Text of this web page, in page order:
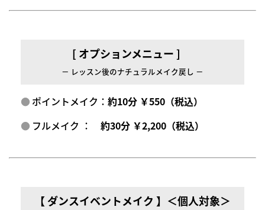
[ オプションメニュー ]
－ レッスン後のナチュラルメイク戻し －
ポイントメイク：約10分 ￥550（税込）
フルメイク ：約30分 ￥2,200（税込）
【 ダンスイベントメイク 】＜個人対象＞